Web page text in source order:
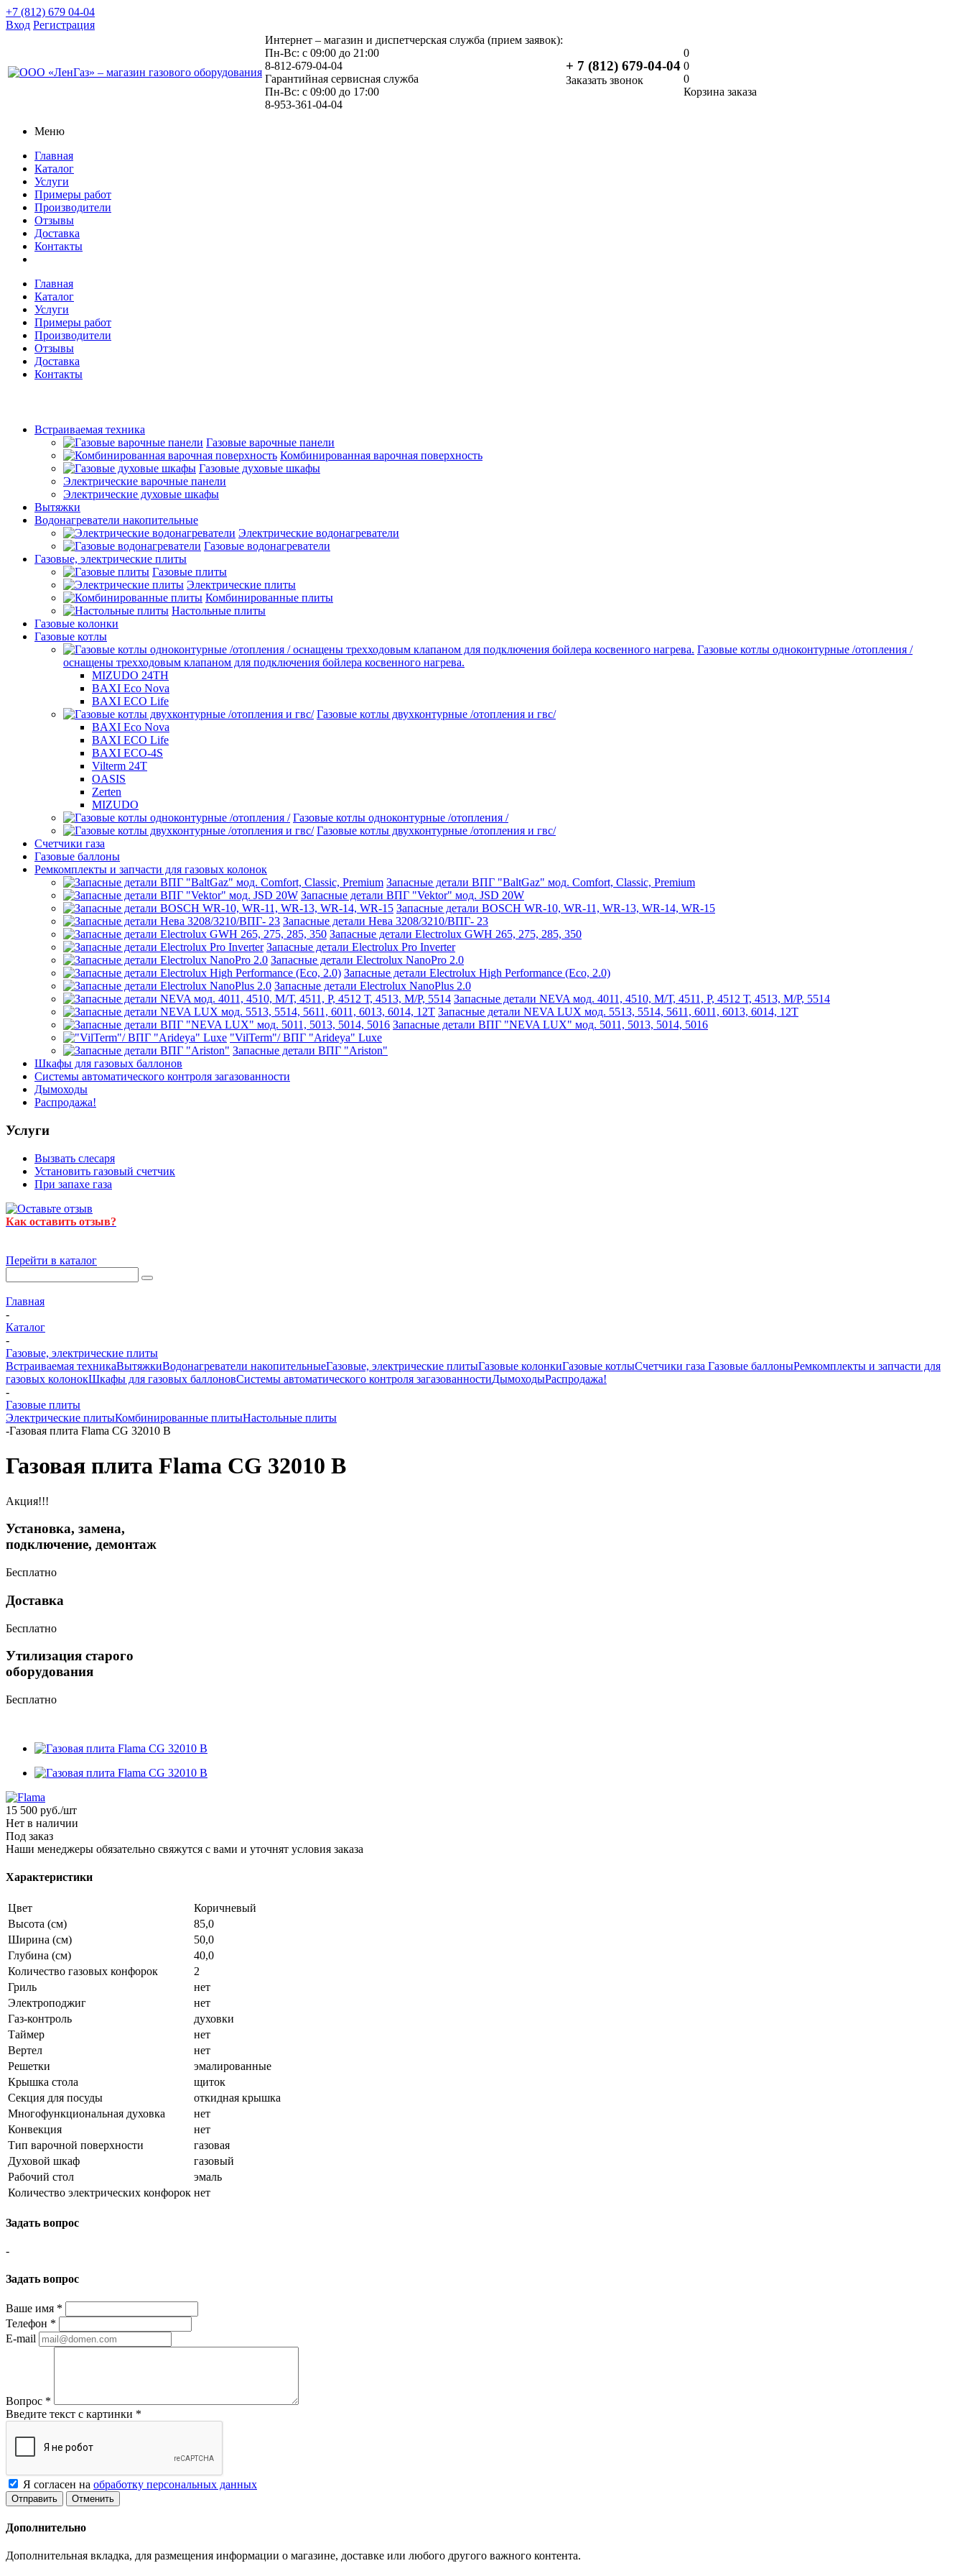
+7 (812) 679 04-04
Вход Регистрация
Интернет – магазин и диспетчерская служба (прием заявок):
Пн-Вс: с 09:00 до 21:00
8-812-679-04-04
Гарантийная сервисная служба
Пн-Вс: с 09:00 до 17:00
8-953-361-04-04
+ 7 (812) 679-04-04
Заказать звонок
0
0
0
Корзина заказа
Меню
Главная
Каталог
Услуги
Примеры работ
Производители
Отзывы
Доставка
Контакты
Главная
Каталог
Услуги
Примеры работ
Производители
Отзывы
Доставка
Контакты
Встраиваемая техника
Газовые варочные панели
Комбинированная варочная поверхность
Газовые духовые шкафы
Электрические варочные панели
Электрические духовые шкафы
Вытяжки
Водонагреватели накопительные
Электрические водонагреватели
Газовые водонагреватели
Газовые, электрические плиты
Газовые плиты
Электрические плиты
Комбинированные плиты
Настольные плиты
Газовые колонки
Газовые котлы
Газовые котлы одноконтурные /отопления /
оснащены трехходовым клапаном для подключения бойлера косвенного нагрева.
MIZUDO 24TН
BAXI Eco Nova
BAXI ECO Life
Газовые котлы двухконтурные /отопления и гвс/
BAXI Eco Nova
BAXI ECO Life
BAXI ECO-4S
Vilterm 24T
OASIS
Zerten
MIZUDO
Газовые котлы одноконтурные /отопления /
Газовые котлы двухконтурные /отопления и гвс/
Счетчики газа
Газовые баллоны
Ремкомплекты и запчасти для газовых колонок
Запасные детали ВПГ "BaltGaz" мод. Comfort, Classic, Premium
Запасные детали ВПГ "Vektor" мод. JSD 20W
Запасные детали BOSCH WR-10, WR-11, WR-13, WR-14, WR-15
Запасные детали Нева 3208/3210/ВПГ- 23
Запасные детали Electrolux GWH 265, 275, 285, 350
Запасные детали Electrolux Pro Inverter
Запасные детали Electrolux NanoPro 2.0
Запасные детали Electrolux High Performance (Eco, 2.0)
Запасные детали Electrolux NanoPlus 2.0
Запасные детали NEVA мод. 4011, 4510, М/Т, 4511, P, 4512 Т, 4513, М/Р, 5514
Запасные детали NEVA LUX мод. 5513, 5514, 5611, 6011, 6013, 6014, 12Т
Запасные детали ВПГ "NEVA LUX" мод. 5011, 5013, 5014, 5016
"VilTerm"/ ВПГ "Arideya" Luxe
Запасные детали ВПГ "Ariston"
Шкафы для газовых баллонов
Системы автоматического контроля загазованности
Дымоходы
Распродажа!
Услуги
Вызвать слесаря
Установить газовый счетчик
При запахе газа
Как оставить отзыв?
Перейти в каталог
Главная
-
Каталог
-
Газовые, электрические плиты
Встраиваемая техникаВытяжкиВодонагреватели накопительныеГазовые, электрические плитыГазовые колонкиГазовые котлыСчетчики газа Газовые баллоныРемкомплекты и запчасти для
газовых колонокШкафы для газовых баллоновСистемы автоматического контроля загазованностиДымоходыРаспродажа!
-
Газовые плиты
Электрические плитыКомбинированные плитыНастольные плиты
-Газовая плита Flama CG 32010 B
Газовая плита Flama CG 32010 B
Акция!!!
Установка, замена,
подключение, демонтаж
Бесплатно
Доставка
Бесплатно
Утилизация старого
оборудования
Бесплатно
15 500 руб./шт
Нет в наличии
Под заказ
Наши менеджеры обязательно свяжутся с вами и уточнят условия заказа
Характеристики
Цвет
Коричневый
Высота (см)
85,0
Ширина (см)
50,0
Глубина (см)
40,0
Количество газовых конфорок
2
Гриль
нет
Электроподжиг
нет
Газ-контроль
духовки
Таймер
нет
Вертел
нет
Решетки
эмалированные
Крышка стола
щиток
Секция для посуды
откидная крышка
Многофункциональная духовка
нет
Конвекция
нет
Тип варочной поверхности
газовая
Духовой шкаф
газовый
Рабочий стол
эмаль
Количество электрических конфорок нет
Задать вопрос
-
Задать вопрос
Ваше имя *
Телефон *
E-mail
Вопрос *
Введите текст с картинки *
Я согласен на обработку персональных данных
Отменить
Дополнительно
Дополнительная вкладка, для размещения информации о магазине, доставке или любого другого важного контента.